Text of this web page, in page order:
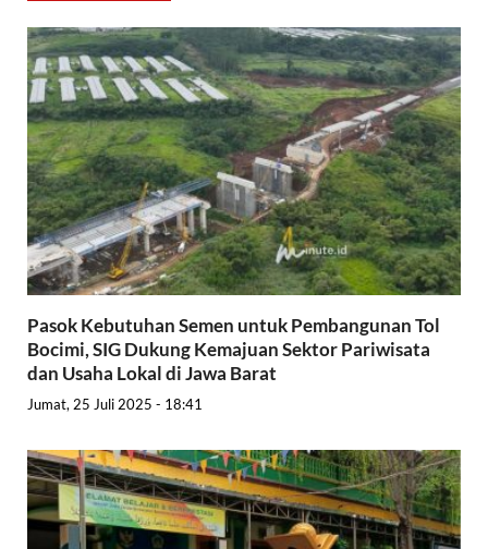
Pasok Kebutuhan Semen untuk Pembangunan Tol
Bocimi, SIG Dukung Kemajuan Sektor Pariwisata
dan Usaha Lokal di Jawa Barat
Jumat, 25 Juli 2025 - 18:41